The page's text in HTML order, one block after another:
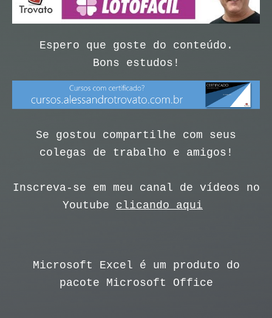
Espero que goste do conteúdo.
Bons estudos!
Se gostou compartilhe com seus
colegas de trabalho e amigos!
Inscreva-se em meu canal de vídeos no
Youtube clicando aqui
Microsoft Excel é um produto do
pacote Microsoft Office